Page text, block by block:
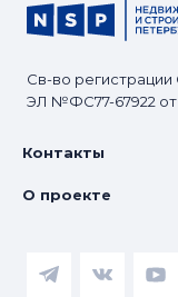
Св-во
ЭЛ №ФС77-67922 от
Контакты
О проекте